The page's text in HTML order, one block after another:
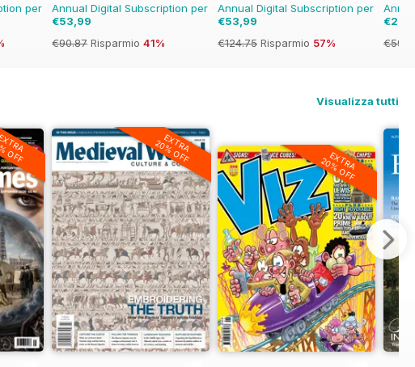
per
Annual Digital Subscription per
€53,99
€90.87 Risparmio 41%
Annual Digital Subscription per
€53,99
€124.75 Risparmio 57%
Visualizza tutti
OFF EXTRA
20% OFF EXTRA
20% OFF